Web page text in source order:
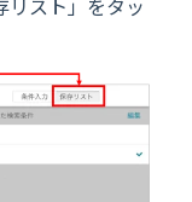
リスト」をタッ